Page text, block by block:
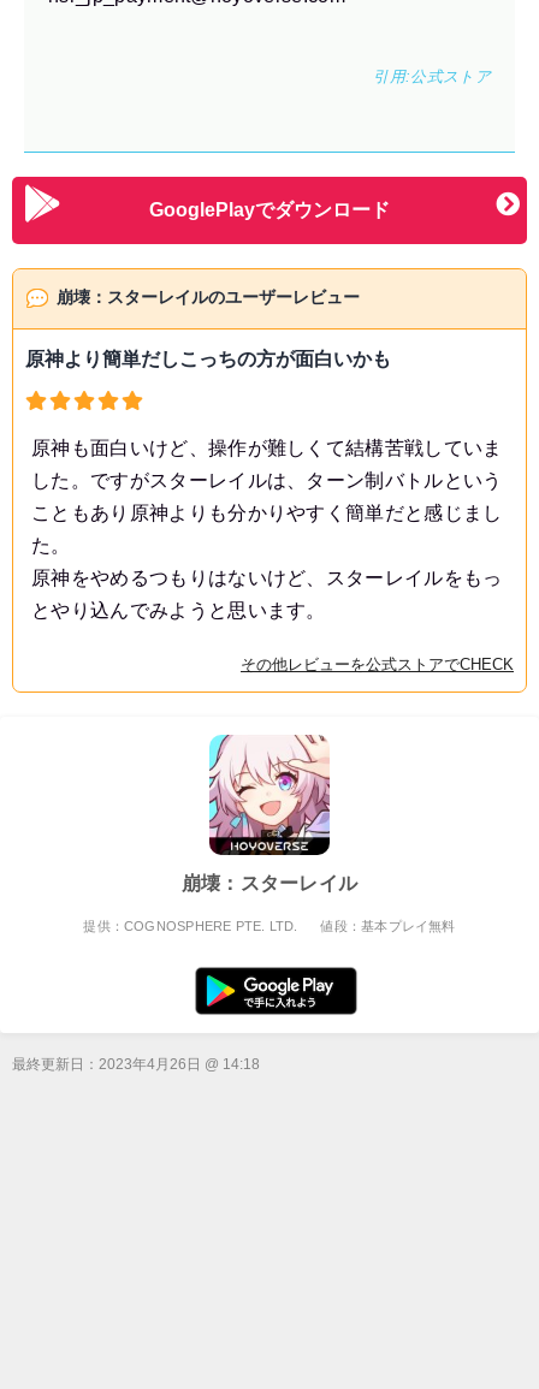
引用:公式ストア
GooglePlayでダウンロード
崩壊：スターレイルのユーザーレビュー
原神より簡単だしこっちの方が面白いかも
原神も面白いけど、操作が難しくて結構苦戦していま
した。ですがスターレイルは、ターン制バトルという
こともあり原神よりも分かりやすく簡単だと感じまし
た。
原神をやめるつもりはないけど、スターレイルをもっ
とやり込んでみようと思います。
その他レビューを公式ストアでCHECK
崩壊：スターレイル
提供：COGNOSPHERE PTE. LTD. 値段：基本プレイ無料
最終更新日： 2023年4月26日 @ 14:18